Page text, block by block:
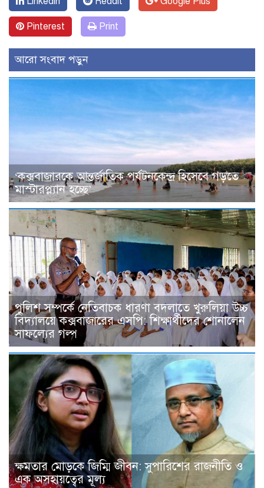
Pinterest Print
আরো সংবাদ পড়ুন
‌‘কক্সবাজারকে আন্তর্জাতিক পর্যটনকেন্দ্র হিসেবে গড়তে
মাস্টারপ্ল্যান হচ্ছে’
পুলিশ সম্পর্কে নেতিবাচক ধারণা বদলাতে খুরুলিয়া উচ্চ
বিদ্যালয়ে কক্সবাজারের এসপি: শিক্ষার্থীদের শোনালেন
সাফল্যের গল্প
ক্ষমতার মোড়কে জিম্মি জীবন: সুপারিশের রাজনীতি ও
এক অসহায়ত্বের মূল্য